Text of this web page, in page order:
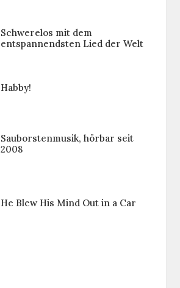
Schwerelos mit dem
entspannendsten Lied der Welt
Habby!
Sauborstenmusik, hörbar seit
2008
He Blew His Mind Out in a Car